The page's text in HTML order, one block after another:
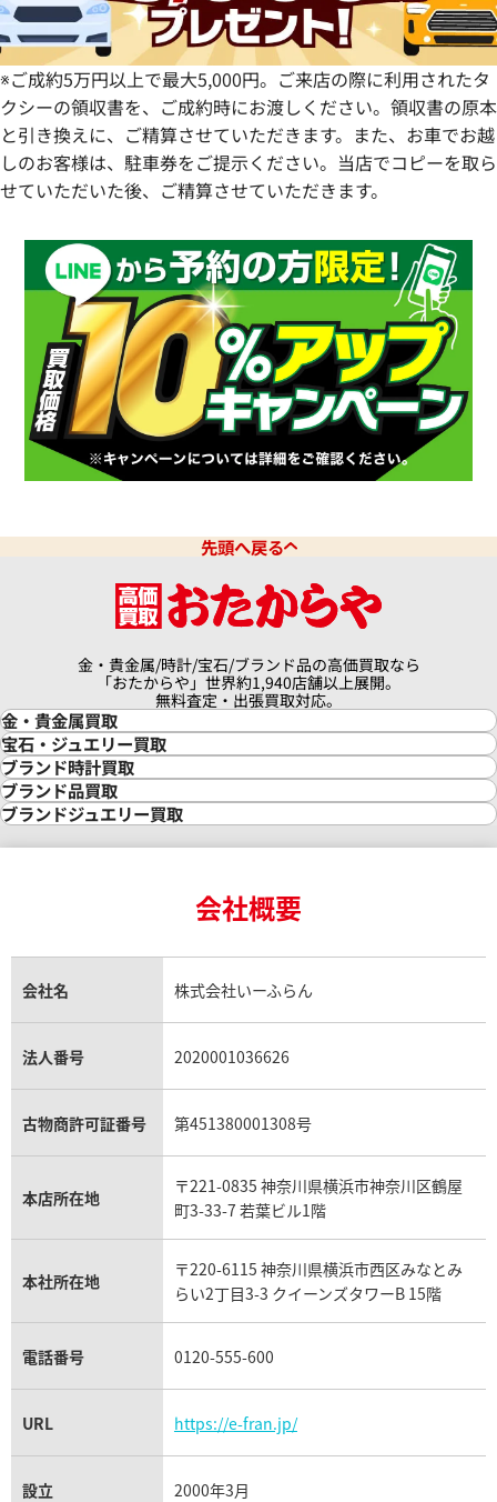
※ご成約5万円以上で最大5,000円。ご来店の際に利用されたタ
クシーの領収書を、ご成約時にお渡しください。領収書の原本
と引き換えに、ご精算させていただきます。また、お車でお越
しのお客様は、駐車券をご提示ください。当店でコピーを取ら
せていただいた後、ご精算させていただきます。
先頭へ戻る
金・貴金属/時計/宝石/ブランド品の高価買取なら
「おたからや」世界約1,940店舗以上展開。
無料査定・出張買取対応。
金・貴金属買取
金買取
金の相場価格情報
金の参考買取価格一覧
インゴット買取
インゴットの相場価格情報
24金買取
金貨買取
貴金属買取
銀・シルバー買取
パラジウム買取
宝石・ジュエリー買取
宝石・ジュエリー買取
ダイヤモンド買取
ダイヤモンド・宝石の参考価格一覧
リング・結婚指輪買取
エメラルド買取
トパーズ買取
タンザナイト買取
キャッツアイ買取
アクアマリン買取
ブランド時計買取
時計買取
ロレックス買取
ロレックス デイトナ買取
ロレックス サブマリーナー買取
ロレックス エクスプローラー買取
ロレックス デイトジャスト買取
パテック フィリップノーチラス買取
ヴァシュロン・コンスタンタン買取
オメガ買取
カルティエ買取
フランク ミュラー買取
リシャール・ミル買取
パネライ買取
チューダー（チュードル）買取
ブランド品買取
ブランド買取
シャネル マトラッセ買取
セリーヌ買取
プラダ買取
ブランドジュエリー買取
ヴァンクリーフ＆アーペル買取
ショーメ買取
ダミアーニ買取
モーブッサン買取
会社概要
会社名 株式会社いーふらん
法人番号 2020001036626
古物商許可証番号 第451380001308号
本店所在地
〒221-0835 神奈川県横浜市神奈川区鶴屋
町3-33-7 若葉ビル1階
本社所在地
〒220-6115 神奈川県横浜市西区みなとみ
らい2丁目3-3 クイーンズタワーB 15階
電話番号 0120-555-600
URL https://e-fran.jp/
設立 2000年3月